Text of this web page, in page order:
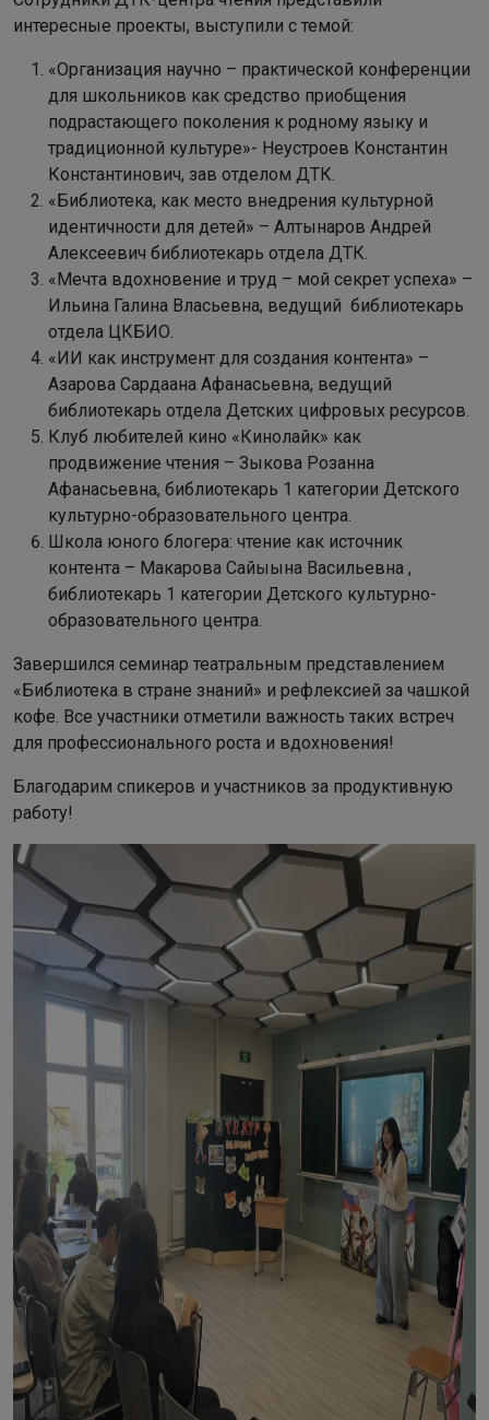
интересные проекты, выступили с темой:
«Организация научно – практической конференции
для школьников как средство приобщения
подрастающего поколения к родному языку и
традиционной культуре»- Неустроев Константин
Константинович, зав отделом ДТК.
«Библиотека, как место внедрения культурной
идентичности для детей» – Алтынаров Андрей
Алексеевич библиотекарь отдела ДТК.
«Мечта вдохновение и труд – мой секрет успеха» –
Ильина Галина Власьевна, ведущий библиотекарь
отдела ЦКБИО.
«ИИ как инструмент для создания контента» –
Азарова Сардаана Афанасьевна, ведущий
библиотекарь отдела Детских цифровых ресурсов.
Клуб любителей кино «Кинолайк» как
продвижение чтения – Зыкова Розанна
Афанасьевна, библиотекарь 1 категории Детского
культурно-образовательного центра.
Школа юного блогера: чтение как источник
контента – Макарова Сайыына Васильевна ,
библиотекарь 1 категории Детского культурно-
образовательного центра.
Завершился семинар театральным представлением
«Библиотека в стране знаний» и рефлексией за чашкой
кофе. Все участники отметили важность таких встреч
для профессионального роста и вдохновения!
Благодарим спикеров и участников за продуктивную
работу!